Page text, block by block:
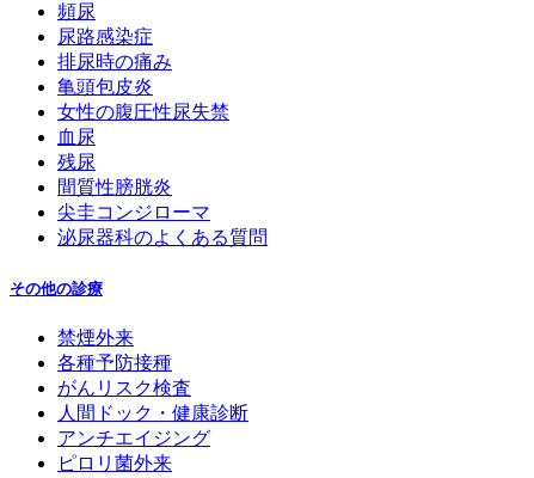
頻尿
尿路感染症
排尿時の痛み
亀頭包皮炎
女性の腹圧性尿失禁
血尿
残尿
間質性膀胱炎
尖圭コンジローマ
泌尿器科のよくある質問
その他の診療
禁煙外来
各種予防接種
がんリスク検査
人間ドック・健康診断
アンチエイジング
ピロリ菌外来